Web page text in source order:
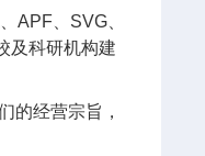
APF、SVG、
及科研机构建
的经营宗旨，